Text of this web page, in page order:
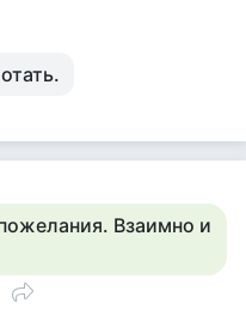
Взаимно и